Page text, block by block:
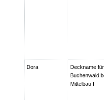
Dora
Deckname
Buchenwald
Mittelbau I